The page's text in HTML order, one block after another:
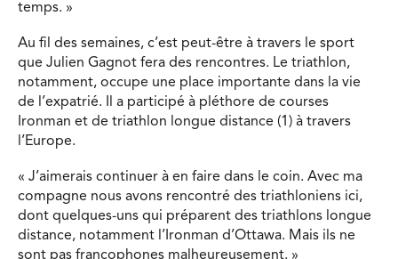
temps. »
Au fil des semaines, c’est peut-être à travers le sport
que Julien Gagnot fera des rencontres. Le triathlon,
notamment, occupe une place importante dans la vie
de l’expatrié. Il a participé à pléthore de courses
Ironman et de triathlon longue distance (1) à travers
l’Europe.
« J’aimerais continuer à en faire dans le coin. Avec ma
compagne nous avons rencontré des triathloniens ici,
dont quelques-uns qui préparent des triathlons longue
distance, notamment l’Ironman d’Ottawa. Mais ils ne
sont pas francophones malheureusement. »